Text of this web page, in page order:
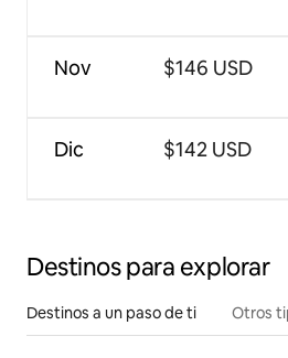
Nov
Dic
$146 USD
$142 USD
Destinos para explorar
Destinos a un paso de ti Otros